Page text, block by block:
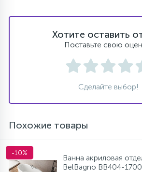
Хотите оставить
Поставьте свою
Сделайте выбор!
Похожие товары
-10%
Ванна акриловая
BelBagno BB404-